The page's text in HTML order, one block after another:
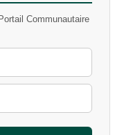
Communautaire